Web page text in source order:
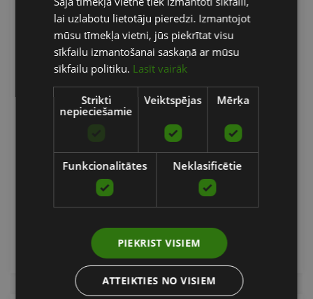
ALIGN PILATES C8-S REFORMER
ALIGN PILATES
4577.33€
Pasūtīt
ENGLISH
RUSSIAN
lai uzlabotu lietotāju pieredzi. Izmantojot
mūsu tīmekļa vietni, jūs piekrītat visu
sīkfailu izmantošanai saskaņā ar mūsu
sīkfailu politiku. Lasīt vairāk
Strikti
nepieciešamie
Veiktspējas Mērķa
Funkcionalitātes Neklasificētie
PIEKRIST VISIEM
ATTEIKTIES NO VISIEM